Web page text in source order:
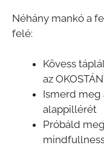
Néhány mankó a
felé:
Kövess
az
Ismerd meg
alappillérét
Próbáld